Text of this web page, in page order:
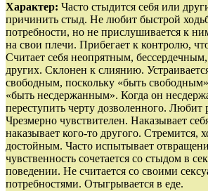
Характер: Часто стыдится себя или
причинить стыд. Не любит быстрой
потребности, но не прислушивается к
на свои плечи. Прибегает к контролю,
Считает себя неопрятным,
других. Склонен к слиянию.
свободным, поскольку «быть свободным»
«быть несдержанным». Когда он
переступить черту дозволенного. Любит
Чрезмерно чувствителен. Наказывает
наказывает кого‑то другого. Стремится,
достойным. Часто испытывает
чувственность сочетается со стыдом в
поведении. Не считается со своими
потребностями. Отыгрывается в еде.